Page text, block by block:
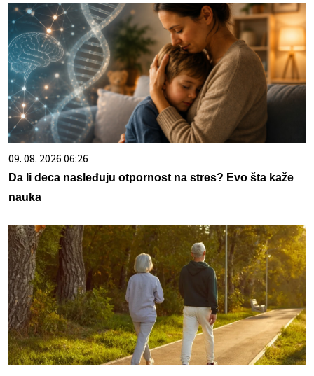
09. 08. 2026 06:26
Da li deca nasleđuju otpornost na stres? Evo šta kaže
nauka